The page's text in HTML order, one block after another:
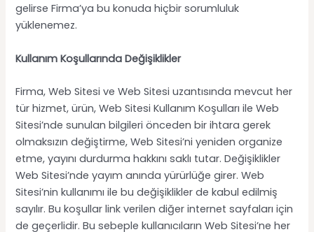
gelirse Firma’ya bu konuda hiçbir sorumluluk
yüklenemez.
Kullanım Koşullarında Değişiklikler
Firma, Web Sitesi ve Web Sitesi uzantısında mevcut her
tür hizmet, ürün, Web Sitesi Kullanım Koşulları ile Web
Sitesi’nde sunulan bilgileri önceden bir ihtara gerek
olmaksızın değiştirme, Web Sitesi’ni yeniden organize
etme, yayını durdurma hakkını saklı tutar. Değişiklikler
Web Sitesi’nde yayım anında yürürlüğe girer. Web
Sitesi’nin kullanımı ile bu değişiklikler de kabul edilmiş
sayılır. Bu koşullar link verilen diğer internet sayfaları için
de geçerlidir. Bu sebeple kullanıcıların Web Sitesi’ne her